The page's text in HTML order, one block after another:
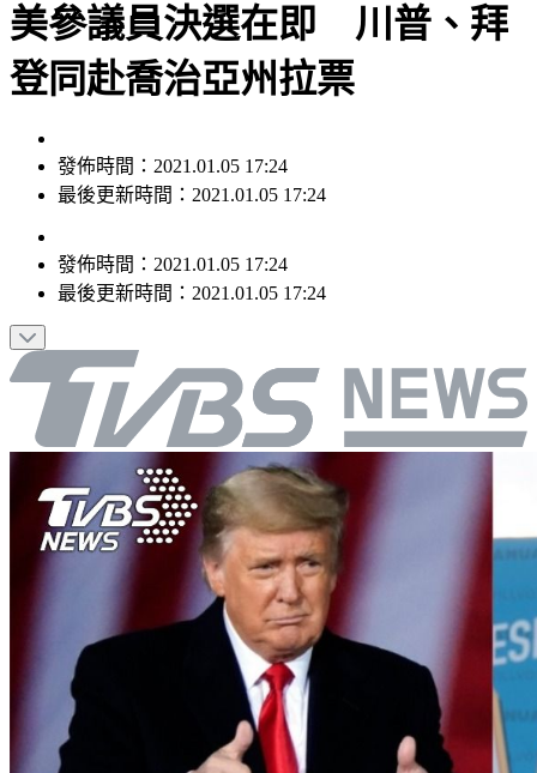
美參議員決選在即 川普、拜
登同赴喬治亞州拉票
發佈時間：2021.01.05 17:24
最後更新時間：2021.01.05 17:24
發佈時間： 2021.01.05 17:24
最後更新時間： 2021.01.05 17:24